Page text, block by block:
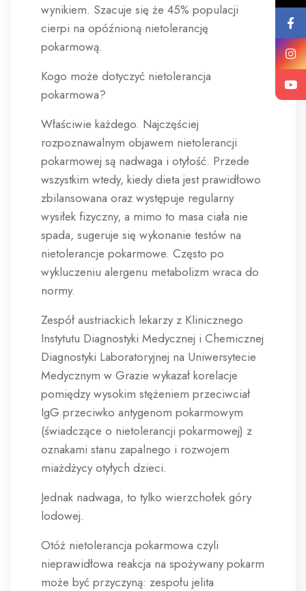
wynikiem. Szacuje się że 45% populacji
cierpi na opóźnioną nietolerancję
pokarmową.
Kogo może dotyczyć nietolerancja
pokarmowa?
Właściwie każdego. Najczęściej
rozpoznawalnym objawem nietolerancji
pokarmowej są nadwaga i otyłość. Przede
wszystkim wtedy, kiedy dieta jest prawidłowo
zbilansowana oraz występuje regularny
wysiłek fizyczny, a mimo to masa ciała nie
spada, sugeruje się wykonanie testów na
nietolerancje pokarmowe. Często po
wykluczeniu alergenu metabolizm wraca do
normy.
Zespół austriackich lekarzy z Klinicznego
Instytutu Diagnostyki Medycznej i Chemicznej
Diagnostyki Laboratoryjnej na Uniwersytecie
Medycznym w Grazie wykazał korelacje
pomiędzy wysokim stężeniem przeciwciał
IgG przeciwko antygenom pokarmowym
(świadczące o nietolerancji pokarmowej) z
oznakami stanu zapalnego i rozwojem
miażdżycy otyłych dzieci.
Jednak nadwaga, to tylko wierzchołek góry
lodowej.
Otóż nietolerancja pokarmowa czyli
nieprawidłowa reakcja na spożywany pokarm
może być przyczyną: zespołu jelita